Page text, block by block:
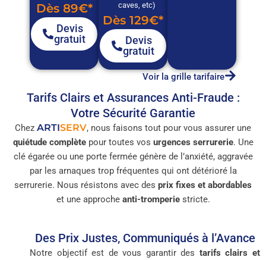
Dès 89€*
Devis
gratuit
caves, etc)
Dès 129€*
Devis
gratuit
Voir la grille tarifaire
Tarifs Clairs et Assurances Anti-Fraude :
Votre Sécurité Garantie
Chez ARTISERV, nous faisons tout pour vous assurer une
quiétude complètepour toutes vos urgences serrurerie. Une
clé égarée ou une porte fermée génère de l’anxiété, aggravée
par les arnaques trop fréquentes qui ont détérioré la
serrurerie. Nous résistons avec des prix fixes et abordables
et une approche anti-tromperiestricte.
Des Prix Justes, Communiqués à l’Avance
Notre objectif est de vous garantir des tarifs clairs et